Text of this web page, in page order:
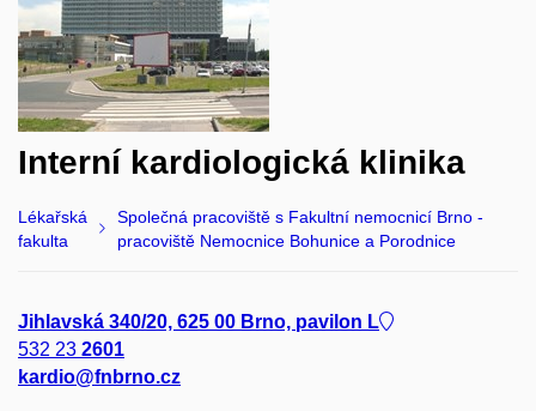
Interní kardiologická klinika
Lékařská
fakulta
Společná pracoviště s Fakultní nemocnicí Brno -
pracoviště Nemocnice Bohunice a Porodnice
Jihlavská 340/20, 625 00 Brno, pavilon L
532 23 2601
kardio@fnbrno.cz